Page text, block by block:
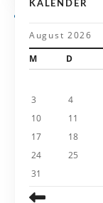
a
KALENDER
August 2026
M
D
3
4
10
11
17
18
24
25
31